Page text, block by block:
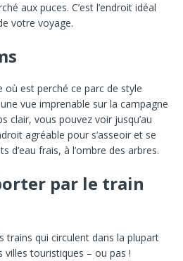
aux puces. C’est l’endroit idéal
votre voyage.
où est perché ce parc de style
vue imprenable sur la campagne
clair, vous pouvez voir jusqu’au
agréable pour s’asseoir et se
d’eau frais, à l’ombre des arbres.
par le train
trains qui circulent dans la plupart
villes touristiques – ou pas !